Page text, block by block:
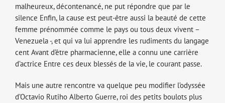
malheureux, décontenancé, ne put répondre que par le
silence Enfin, la cause est peut-être aussi la beauté de cette
femme prénommée comme le pays ou tous deux vivent –
Venezuela -, et qui va lui apprendre les rudiments du langage
cent Avant d’être pharmacienne, elle a connu une carrière
d’actrice Entre ces deux blessés de la vie, le courant passe.
Mais une autre rencontre va quelque peu modifier l’odyssée
d’Octavio Rutiho Alberto Guerre, roi des petits boulots plus